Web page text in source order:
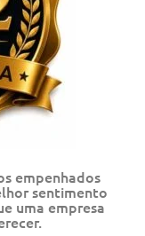
empenhados
sentimento
uma empresa